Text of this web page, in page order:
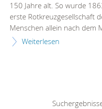
150 Jahre alt. So wurde
erste Rotkreuzgesellschaft
Menschen allein nach dem
Weiterlesen